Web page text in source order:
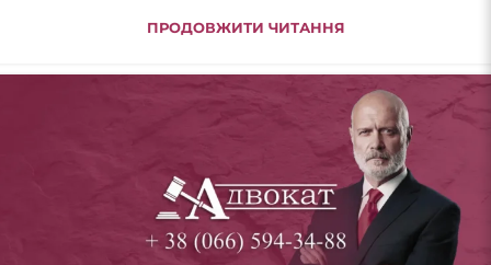
ПРОДОВЖИТИ ЧИТАННЯ